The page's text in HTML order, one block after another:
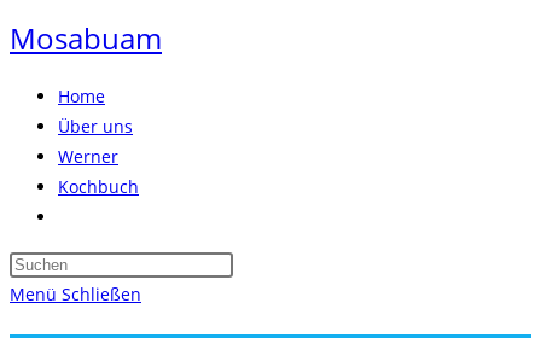
Mosabuam
Home
Über uns
Werner
Kochbuch
umschalten
Press
Menü Schließen